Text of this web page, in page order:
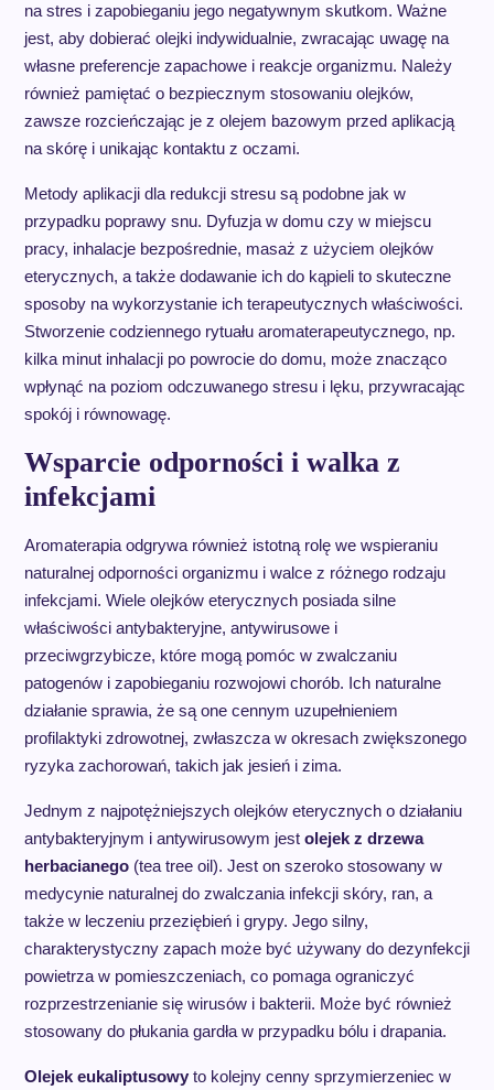
na stres i zapobieganiu jego negatywnym skutkom. Ważne
jest, aby dobierać olejki indywidualnie, zwracając uwagę na
własne preferencje zapachowe i reakcje organizmu. Należy
również pamiętać o bezpiecznym stosowaniu olejków,
zawsze rozcieńczając je z olejem bazowym przed aplikacją
na skórę i unikając kontaktu z oczami.
Metody aplikacji dla redukcji stresu są podobne jak w
przypadku poprawy snu. Dyfuzja w domu czy w miejscu
pracy, inhalacje bezpośrednie, masaż z użyciem olejków
eterycznych, a także dodawanie ich do kąpieli to skuteczne
sposoby na wykorzystanie ich terapeutycznych właściwości.
Stworzenie codziennego rytuału aromaterapeutycznego, np.
kilka minut inhalacji po powrocie do domu, może znacząco
wpłynąć na poziom odczuwanego stresu i lęku, przywracając
spokój i równowagę.
Wsparcie odporności i walka z
infekcjami
Aromaterapia odgrywa również istotną rolę we wspieraniu
naturalnej odporności organizmu i walce z różnego rodzaju
infekcjami. Wiele olejków eterycznych posiada silne
właściwości antybakteryjne, antywirusowe i
przeciwgrzybicze, które mogą pomóc w zwalczaniu
patogenów i zapobieganiu rozwojowi chorób. Ich naturalne
działanie sprawia, że są one cennym uzupełnieniem
profilaktyki zdrowotnej, zwłaszcza w okresach zwiększonego
ryzyka zachorowań, takich jak jesień i zima.
Jednym z najpotężniejszych olejków eterycznych o działaniu
antybakteryjnym i antywirusowym jest olejek z drzewa
herbacianego(tea tree oil). Jest on szeroko stosowany w
medycynie naturalnej do zwalczania infekcji skóry, ran, a
także w leczeniu przeziębień i grypy. Jego silny,
charakterystyczny zapach może być używany do dezynfekcji
powietrza w pomieszczeniach, co pomaga ograniczyć
rozprzestrzenianie się wirusów i bakterii. Może być również
stosowany do płukania gardła w przypadku bólu i drapania.
Olejek eukaliptusowyto kolejny cenny sprzymierzeniec w